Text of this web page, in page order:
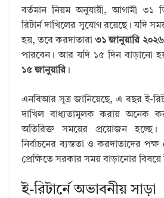
বর্তমান নিয়ম অনুযায়ী, আগামী ৩১
রিটার্ন দাখিলের সুযোগ রয়েছে। যদি
হয়, তবে করদাতারা৩১ জানুয়ারি ২০২৬
পারবেন। আর যদি ১৫ দিন বাড়ানো
১৫ জানুয়ারি।
এনবিআর সূত্র জানিয়েছে, এ বছর ই-
দাখিল বাধ্যতামূলক করায় অনেক
অতিরিক্ত সময়ের প্রয়োজন
নির্বাচনের ব্যস্ততা ও করদাতাদের
প্রেক্ষিতে সরকার সময় বাড়ানোর বিষয়ে
ই-রিটার্নে অভাবনীয় সাড়া